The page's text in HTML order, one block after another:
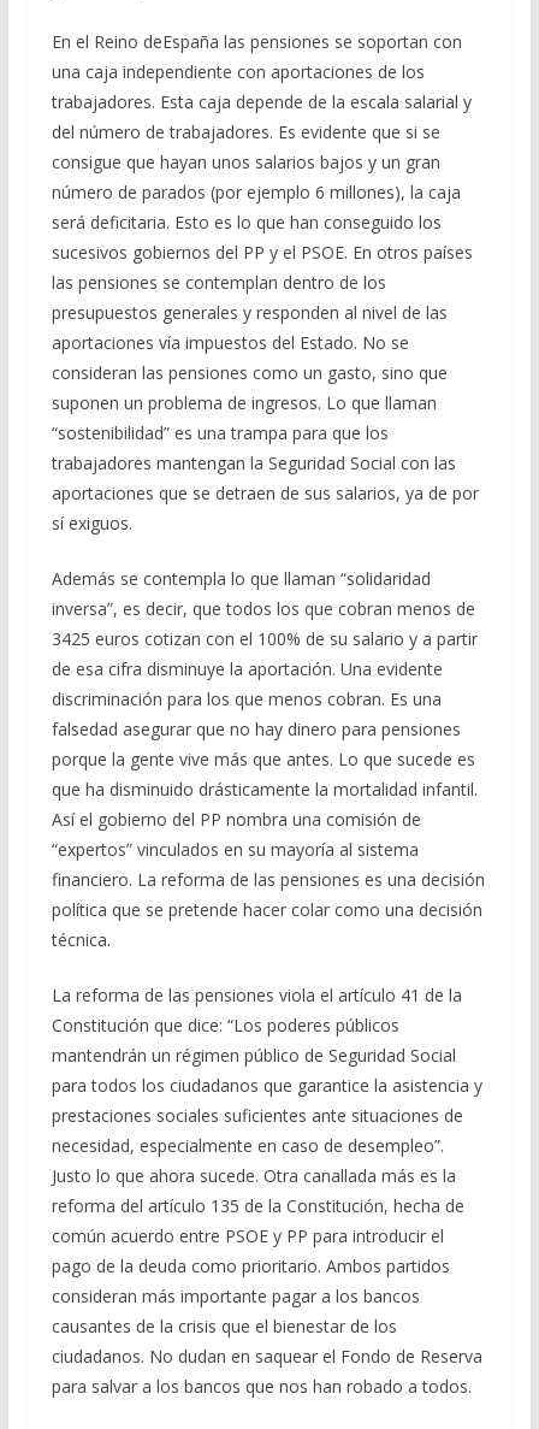
En el Reino deEspaña las pensiones se soportan con
una caja independiente con aportaciones de los
trabajadores. Esta caja depende de la escala salarial y
del número de trabajadores. Es evidente que si se
consigue que hayan unos salarios bajos y un gran
número de parados (por ejemplo 6 millones), la caja
será deficitaria. Esto es lo que han conseguido los
sucesivos gobiernos del PP y el PSOE. En otros países
las pensiones se contemplan dentro de los
presupuestos generales y responden al nivel de las
aportaciones vía impuestos del Estado. No se
consideran las pensiones como un gasto, sino que
suponen un problema de ingresos. Lo que llaman
“sostenibilidad” es una trampa para que los
trabajadores mantengan la Seguridad Social con las
aportaciones que se detraen de sus salarios, ya de por
sí exiguos.
Además se contempla lo que llaman “solidaridad
inversa”, es decir, que todos los que cobran menos de
3425 euros cotizan con el 100% de su salario y a partir
de esa cifra disminuye la aportación. Una evidente
discriminación para los que menos cobran. Es una
falsedad asegurar que no hay dinero para pensiones
porque la gente vive más que antes. Lo que sucede es
que ha disminuido drásticamente la mortalidad infantil.
Así el gobierno del PP nombra una comisión de
“expertos” vinculados en su mayoría al sistema
financiero. La reforma de las pensiones es una decisión
política que se pretende hacer colar como una decisión
técnica.
La reforma de las pensiones viola el artículo 41 de la
Constitución que dice: “Los poderes públicos
mantendrán un régimen público de Seguridad Social
para todos los ciudadanos que garantice la asistencia y
prestaciones sociales suficientes ante situaciones de
necesidad, especialmente en caso de desempleo”.
Justo lo que ahora sucede. Otra canallada más es la
reforma del artículo 135 de la Constitución, hecha de
común acuerdo entre PSOE y PP para introducir el
pago de la deuda como prioritario. Ambos partidos
consideran más importante pagar a los bancos
causantes de la crisis que el bienestar de los
ciudadanos. No dudan en saquear el Fondo de Reserva
para salvar a los bancos que nos han robado a todos.